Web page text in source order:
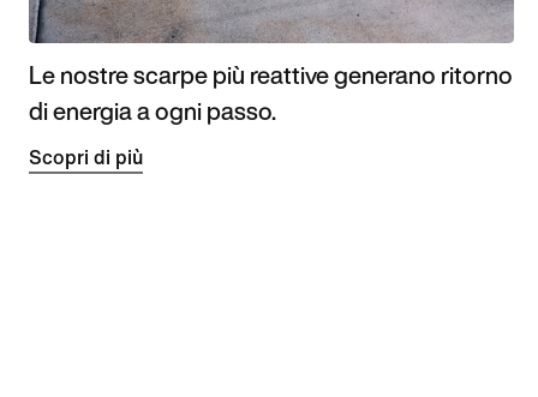
Le nostre scarpe più reattive generano ritorno
di energia a ogni passo.
Scopri di più